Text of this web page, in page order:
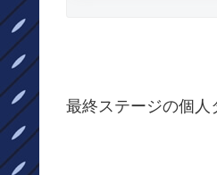
最終ステージの個人